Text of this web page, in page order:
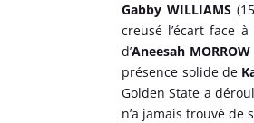
Gabby WILLIAMS
creusé l’écart face
d’Aneesah
présence solide de
Golden State a
n’a jamais trouvé